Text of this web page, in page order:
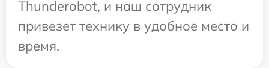
Thunderobot, и наш сотрудник
привезет технику в удобное место и
время.